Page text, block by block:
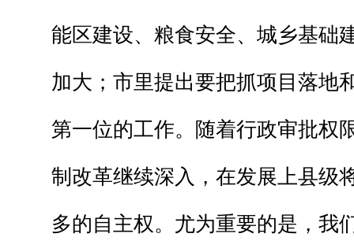
能区建设、粮食安全、城乡基础
加大；市里提出要把抓项目落地
第一位的工作。随着行政审批权
制改革继续深入，在发展上县级
多的自主权。尤为重要的是，我